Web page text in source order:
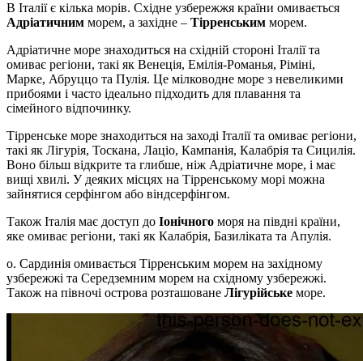
В Італії є кілька морів. Східне узбережжя країни омивається
Адріатичним морем, а західне – Тірренським морем.
Адріатичне море знаходиться на східній стороні Італії та
омиває регіони, такі як Венеція, Емілія-Романья, Ріміні,
Марке, Абруццо та Пулія. Це мілководне море з невеликими
прибоями і часто ідеально підходить для плавання та
сімейного відпочинку.
Тірренське море знаходиться на заході Італії та омиває регіони,
такі як Лігурія, Тоскана, Лаціо, Кампанія, Калабрія та Сицилія.
Воно більш відкрите та глибше, ніж Адріатичне море, і має
вищі хвилі. У деяких місцях на Тірренському морі можна
зайнятися серфінгом або віндсерфінгом.
Також Італія має доступ до Іонічного моря на півдні країни,
яке омиває регіони, такі як Калабрія, Базиліката та Апулія.
о. Сардинія омивається Тірренським морем на західному
узбережжі та Середземним морем на східному узбережжі.
Також на півночі острова розташоване Лігурійське море.